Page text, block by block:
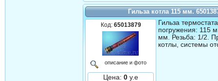
Гильза котла 115 мм.
Код: 65013879
описание и фото
Цена: 0 у.е
Гильза
погружения: 115
мм. Резьба: 1/2.
котлы, системы